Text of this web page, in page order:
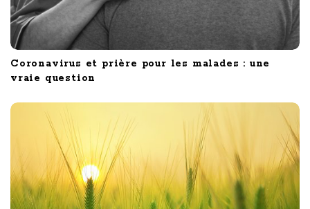
Coronavirus et prière pour les malades : une
vraie question